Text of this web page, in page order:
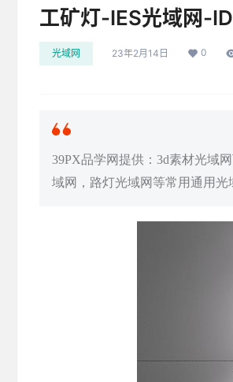
工矿灯-IES光域网-
光域网 23年2月14日 0
39PX品学网提供：3d素材光域
域网，路灯光域网等常用通用光